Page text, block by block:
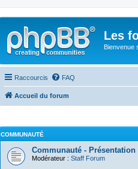
Les
Bienvenue
Raccourcis FAQ
Accueil du forum
COMMUNAUTÉ
Communauté - Présentation
Modérateur : Staff Forum